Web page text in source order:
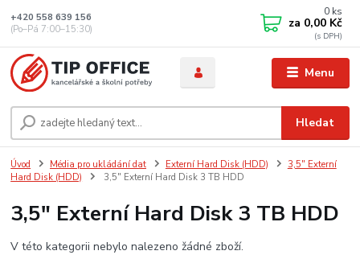
Menu
Hledat
+420 558 639 156
(Po–Pá 7:00–15:30)
0 ks
za 0,00 Kč
Úvod Média pro ukládání dat Externí Hard Disk (HDD)
3,5" Externí
Hard Disk (HDD)
3,5" Externí Hard Disk 3 TB HDD
3,5" Externí Hard Disk 3 TB HDD
V této kategorii nebylo nalezeno žádné zboží.